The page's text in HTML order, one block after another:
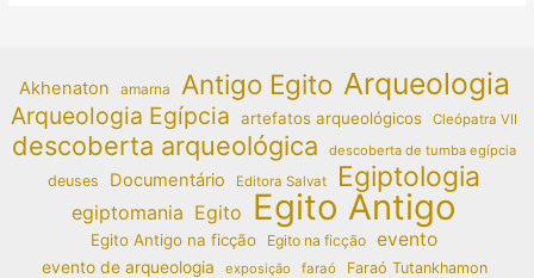
Akhenaton amarna Antigo Egito Arqueologia
Arqueologia Egípcia artefatos arqueológicos Cleópatra VII
descoberta arqueológica descoberta de tumba egípcia
deuses Documentário Editora Salvat Egiptologia
egiptomania Egito Egito Antigo
Egito Antigo na ficção Egito na ficção evento
evento de arqueologia exposição faraó Faraó Tutankhamon